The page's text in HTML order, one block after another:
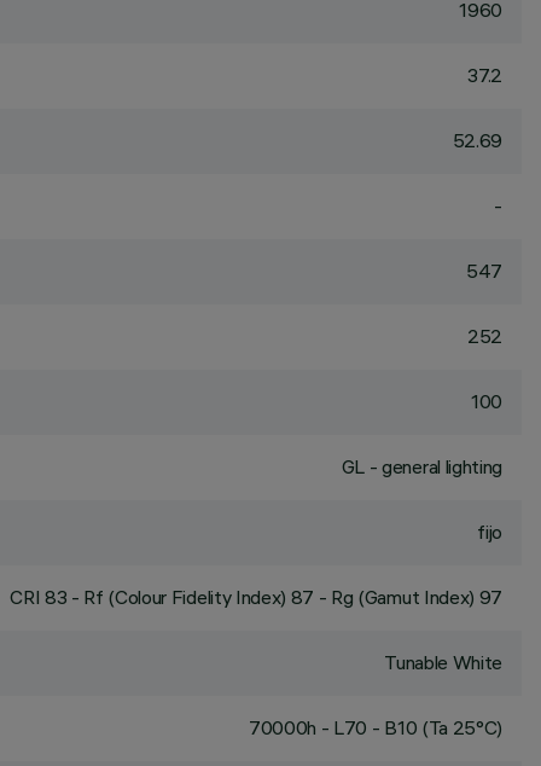
1960
37.2
52.69
-
547
252
100
GL - general lighting
fijo
CRI 83 - Rf (Colour Fidelity Index) 87 - Rg (Gamut Index) 97
Tunable White
70000h - L70 - B10 (Ta 25°C)